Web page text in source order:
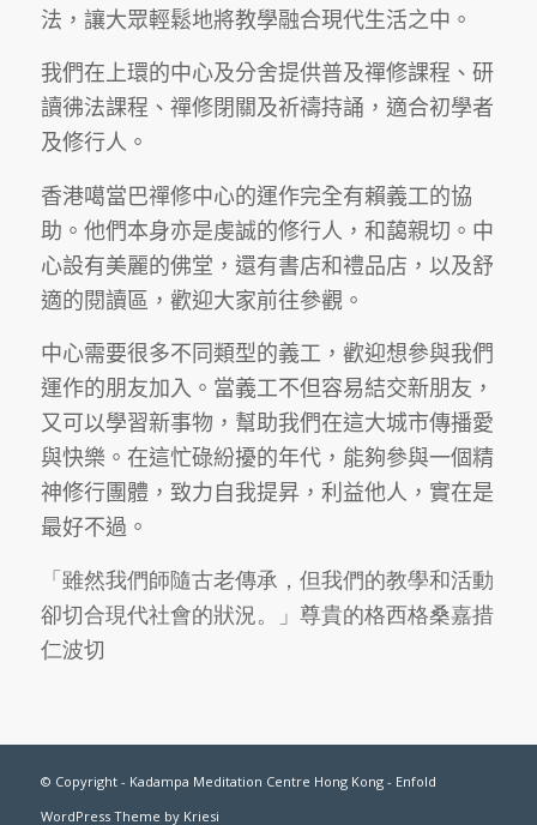
法，讓大眾輕鬆地將教學融合現代生活之中。
我們在上環的中心及分舍提供普及禪修課程、研
讀彿法課程、禪修閉關及祈禱持誦，適合初學者
及修行人。
香港噶當巴禪修中心的運作完全有賴義工的協
助。他們本身亦是虔誠的修行人，和藹親切。中
心設有美麗的佛堂，還有書店和禮品店，以及舒
適的閱讀區，歡迎大家前往參觀。
中心需要很多不同類型的義工，歡迎想參與我們
運作的朋友加入。當義工不但容易結交新朋友，
又可以學習新事物，幫助我們在這大城市傳播愛
與快樂。在這忙碌紛擾的年代，能夠參與一個精
神修行團體，致力自我提昇，利益他人，實在是
最好不過。
「雖然我們師隨古老傳承，但我們的教學和活動
卻切合現代社會的狀況。」尊貴的格西格桑嘉措
仁波切
© Copyright - Kadampa Meditation Centre Hong Kong- Enfold
WordPress Theme by Kriesi